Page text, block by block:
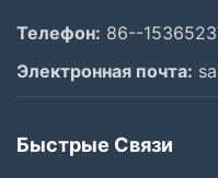
Телефон: 86--
Электронная почта:
Быстрые Связи